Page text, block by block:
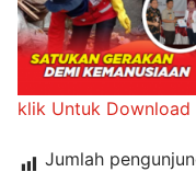
klik Untuk Download
Jumlah